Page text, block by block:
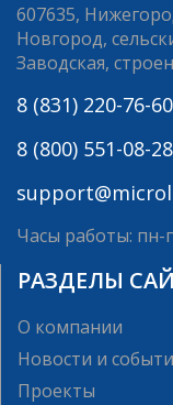
607635,
Новгород,
Заводская,
8 (831) 220-76-60
8 (800) 551-08-28
Часы работы: пн-
РАЗДЕЛЫ
О компании
Новости и
Проекты